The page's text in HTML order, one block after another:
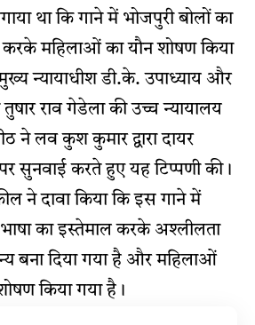
था कि गाने में भोजपुरी बोलों का
करके महिलाओं का यौन शोषण किया
न्यायाधीश डी.के. उपाध्याय और
तुषार राव गेडेला की उच्च न्यायालय
ने लव कुश कुमार द्वारा दायर
सुनवाई करते हुए यह टिप्पणी की।
ने दावा किया कि इस गाने में
का इस्तेमाल करके अश्लीलता
बना दिया गया है और महिलाओं
किया गया है।